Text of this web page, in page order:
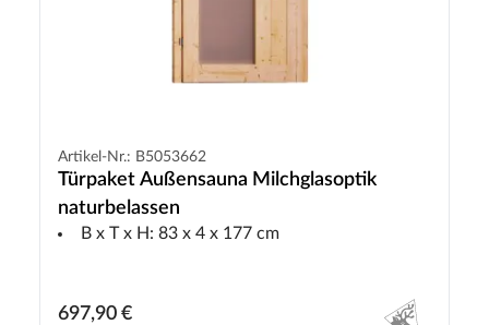
Artikel-Nr.: B5053662
Türpaket Außensauna Milchglasoptik
naturbelassen
B x T x H: 83 x 4 x 177 cm
697,90 €